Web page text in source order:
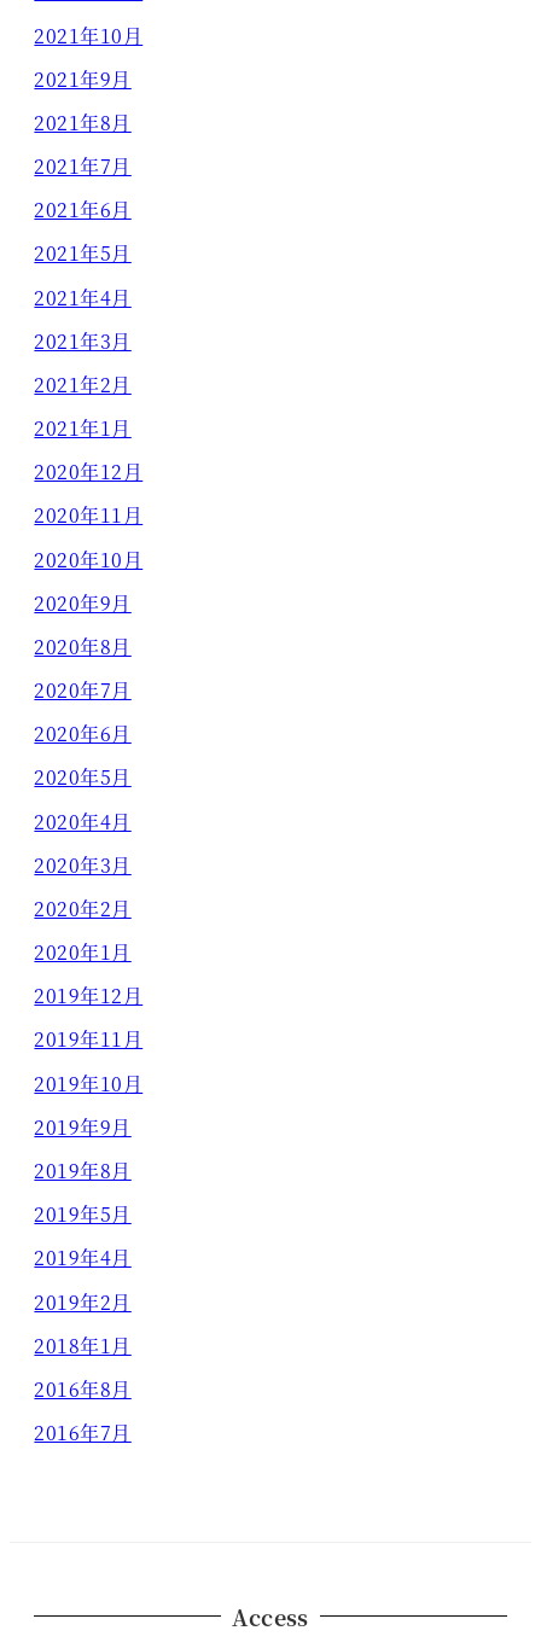
2021年10月
2021年9月
2021年8月
2021年7月
2021年6月
2021年5月
2021年4月
2021年3月
2021年2月
2021年1月
2020年12月
2020年11月
2020年10月
2020年9月
2020年8月
2020年7月
2020年6月
2020年5月
2020年4月
2020年3月
2020年2月
2020年1月
2019年12月
2019年11月
2019年10月
2019年9月
2019年8月
2019年5月
2019年4月
2019年2月
2018年1月
2016年8月
2016年7月
Access